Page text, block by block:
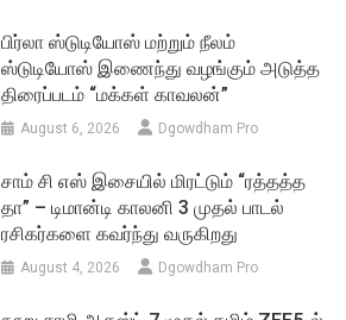
பிர்லா ஸ்டுடியோஸ் மற்றும் நீலம்
ஸ்டுடியோஸ் இணைந்து வழங்கும் அடுத்த
திரைப்படம் “மக்கள் காவலன்”
August 6, 2026 Dgowdham Pro
சாம் சி எஸ் இசையில் மிரட்டும் “ரத்தத்த
தா” – டிமான்டி காலனி 3 முதல் பாடல்
ரசிகர்களை கவர்ந்து வருகிறது
August 4, 2026 Dgowdham Pro